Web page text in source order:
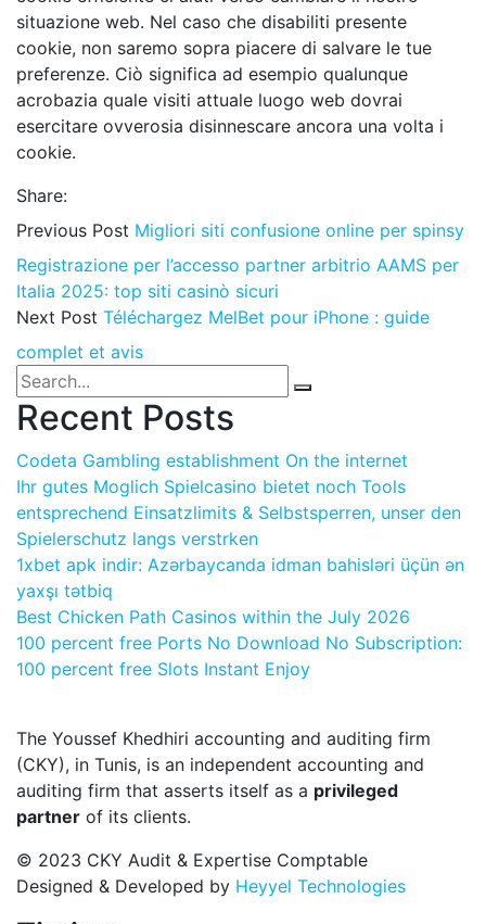
situazione web. Nel caso che disabiliti presente
cookie, non saremo sopra piacere di salvare le tue
preferenze. Ciò significa ad esempio qualunque
acrobazia quale visiti attuale luogo web dovrai
esercitare ovverosia disinnescare ancora una volta i
cookie.
Share:
Previous Post Migliori siti confusione online per spinsy
Registrazione per l’accesso partner arbitrio AAMS per
Italia 2025: top siti casinò sicuri
Next Post Téléchargez MelBet pour iPhone : guide
complet et avis
Recent Posts
Codeta Gambling establishment On the internet
Ihr gutes Moglich Spielcasino bietet noch Tools
entsprechend Einsatzlimits & Selbstsperren, unser den
Spielerschutz langs verstrken
1xbet apk indir: Azərbaycanda idman bahisləri üçün ən
yaxşı tətbiq
Best Chicken Path Casinos within the July 2026
100 percent free Ports No Download No Subscription:
100 percent free Slots Instant Enjoy
The Youssef Khedhiri accounting and auditing firm
(CKY), in Tunis, is an independent accounting and
auditing firm that asserts itself as a privileged
partner of its clients.
© 2023 CKY Audit & Expertise Comptable
Designed & Developed by Heyyel Technologies